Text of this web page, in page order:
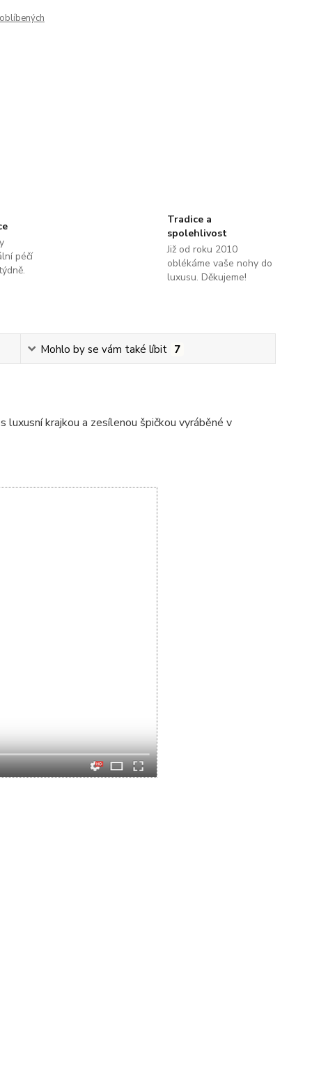
péčí
Tradice a
spolehlivost
Již od roku 2010
oblékáme vaše nohy do
luxusu. Děkujeme!
Mohlo by se vám také líbit 7
krajkou a zesílenou špičkou vyráběné v